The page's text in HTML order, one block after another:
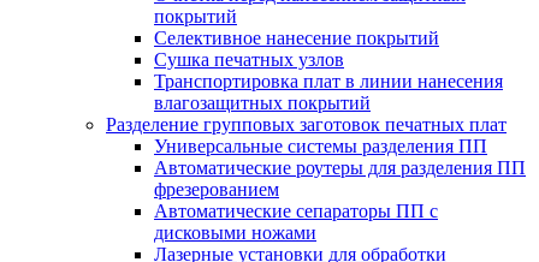
покрытий
Селективное нанесение покрытий
Сушка печатных узлов
Транспортировка плат в линии нанесения
влагозащитных покрытий
Разделение групповых заготовок печатных плат
Универсальные системы разделения ПП
Автоматические роутеры для разделения ПП
фрезерованием
Автоматические сепараторы ПП с
дисковыми ножами
Лазерные установки для обработки